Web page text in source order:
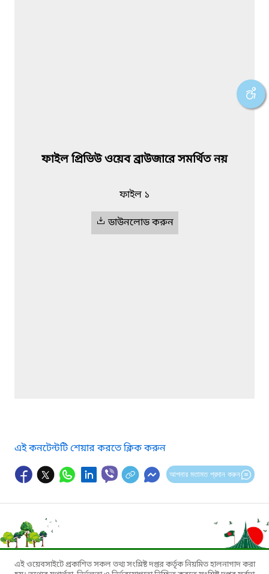
ফাইল প্রিভিউ ওয়েব ব্রাউজারে সমর্থিত নয়
ফাইল ১
ডাউনলোড করুন
এই কনটেন্টটি শেয়ার করতে ক্লিক করুন
আপনার মতামত প্রদান করুন
এই ওয়েবসাইটে প্রকাশিত সকল তথ্য সংশ্লিষ্ট দপ্তর কর্তৃক নিয়মিত হালনাগাদ করা